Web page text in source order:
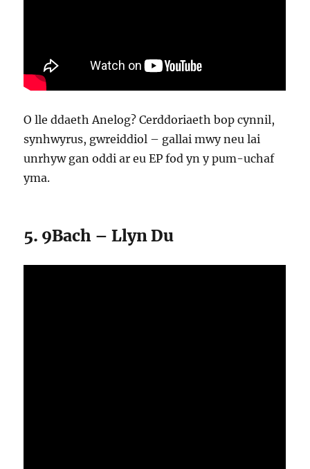
O lle ddaeth Anelog? Cerddoriaeth bop cynnil,
synhwyrus, gwreiddiol – gallai mwy neu lai
unrhyw gan oddi ar eu EP fod yn y pum-uchaf
yma.
5. 9Bach – Llyn Du